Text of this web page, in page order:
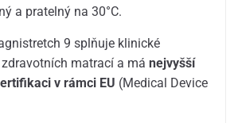
a pratelný na 30°C.
9 splňuje klinické
matrací a mánejvyšší
v rámci EU (Medical Device